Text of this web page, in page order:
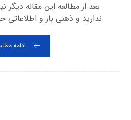
بعد از مطالعه این مقاله دیگر
ندارید و ذهنی باز و اطلاعاتی
ادامه